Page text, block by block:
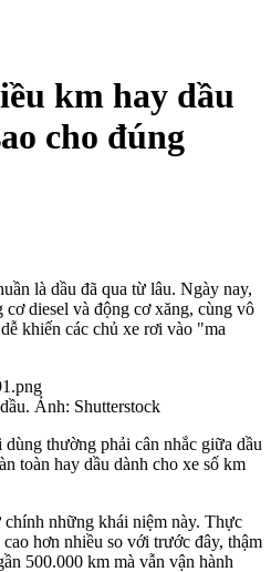
km hay dầu
cho đúng
là dầu đã qua từ lâu. Ngày nay,
diesel và động cơ xăng, cùng vô
khiến các chủ xe rơi vào "ma
Ảnh: Shutterstock
thường phải cân nhắc giữa dầu
toàn hay dầu dành cho xe số km
những khái niệm này. Thực
hơn nhiều so với trước đây, thậm
500.000 km mà vẫn vận hành